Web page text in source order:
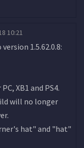
10:21
1.5.62.0.8:
XB1 and PS4.
will no longer
hat" and "hat"